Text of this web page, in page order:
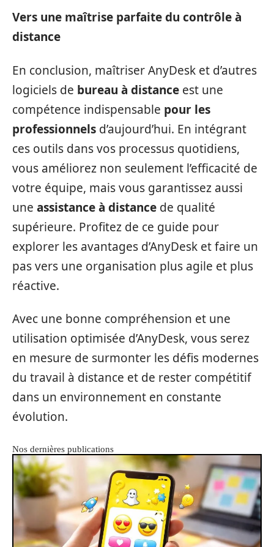
Vers une maîtrise parfaite du contrôle à
distance
En conclusion, maîtriser AnyDesk et d’autres
logiciels de bureau à distance est une
compétence indispensable pour les
professionnels d’aujourd’hui. En intégrant
ces outils dans vos processus quotidiens,
vous améliorez non seulement l’efficacité de
votre équipe, mais vous garantissez aussi
une assistance à distance de qualité
supérieure. Profitez de ce guide pour
explorer les avantages d’AnyDesk et faire un
pas vers une organisation plus agile et plus
réactive.
Avec une bonne compréhension et une
utilisation optimisée d’AnyDesk, vous serez
en mesure de surmonter les défis modernes
du travail à distance et de rester compétitif
dans un environnement en constante
évolution.
Nos dernières publications